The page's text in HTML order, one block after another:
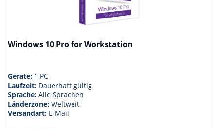
Windows 10 Pro for Workstation
Geräte: 1 PC
Laufzeit: Dauerhaft gültig
Sprache:Alle Sprachen
Länderzone:Weltweit
Versandart: E-Mail